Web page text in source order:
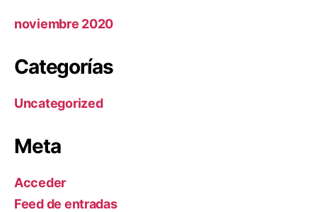
noviembre 2020
Categorías
Uncategorized
Meta
Acceder
Feed de entradas